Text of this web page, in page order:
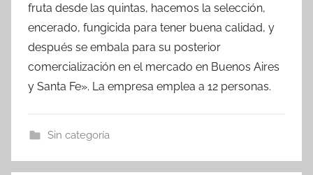
fruta desde las quintas, hacemos la selección,
encerado, fungicida para tener buena calidad, y
después se embala para su posterior
comercialización en el mercado en Buenos Aires
y Santa Fe». La empresa emplea a 12 personas.
Sin categoría